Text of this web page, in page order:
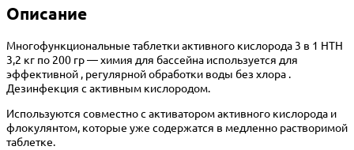
Описание
Многофункциональные таблетки активного кислорода 3 в 1 HTH
3,2 кг по 200 гр — химия для бассейна используется для
эффективной , регулярной обработки воды без хлора .
Дезинфекция с активным кислородом.
Используются совместно с активатором активного кислорода и
флокулянтом, которые уже содержатся в медленно растворимой
таблетке.